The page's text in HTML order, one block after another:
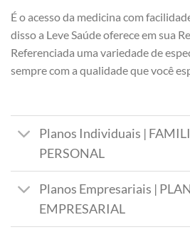
É o acesso da medicina com
disso a Leve Saúde oferece em sua
Referenciada uma variedade de
sempre com a qualidade que você
Planos Individuais |
PERSONAL
Planos Empresariais |
EMPRESARIAL